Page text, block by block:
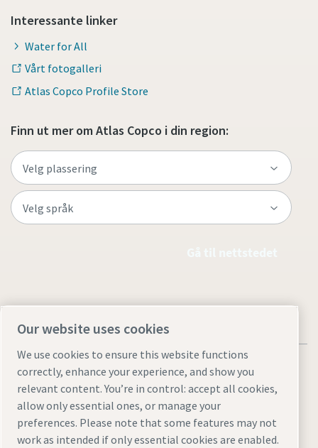
Interessante linker
Water for All
Vårt fotogalleri
Atlas Copco Profile Store
Finn ut mer om Atlas Copco i din region:
Juridiske merknader og personvernmerknader
Manage cookiesTilgjengelighetOmrådekart
Our website uses cookies
We use cookies to ensure this website functions
correctly, enhance your experience, and show you
relevant content. You’re in control: accept all cookies,
allow only essential ones, or manage your
preferences. Please note that some features may not
work as intended if only essential cookies are enabled.